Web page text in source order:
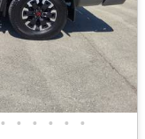
• • • • • •